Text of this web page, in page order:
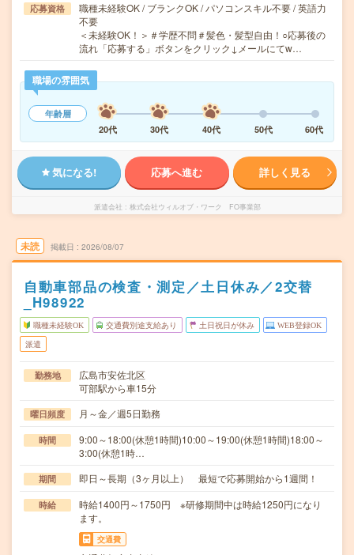
応募資格
職種未経験OK / ブランクOK / パソコンスキル不要 / 英語力
不要
＜未経験OK！＞＃学歴不問＃髪色・髪型自由！○応募後の
流れ「応募する」ボタンをクリック↓メールにてw…
職場の雰囲気
年齢層
20代
30代 40代 50代 60代
気になる! 応募へ進む 詳しく見る
派遣会社 株式会社ウィルオブ・ワーク FO事業部
未読 掲載日 2026/08/07
自動車部品の検査・測定／土日休み／2交替
_H98922
職種未経験OK 交通費別途支給あり 土日祝日が休み WEB登録OK
派遣
勤務地
広島市安佐北区
可部駅から車15分
曜日頻度 月～金／週5日勤務
時間
9:00～18:00(休憩1時間)10:00～19:00(休憩1時間)18:00～
3:00(休憩1時…
期間 即日～長期（3ヶ月以上） 最短で応募開始から1週間！
時給
時給1400円～1750円 ※研修期間中は時給1250円になり
ます。
交通費